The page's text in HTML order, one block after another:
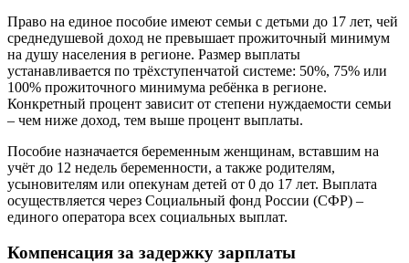
Право на единое пособие имеют семьи с детьми до 17 лет, чей
среднедушевой доход не превышает прожиточный минимум
на душу населения в регионе. Размер выплаты
устанавливается по трёхступенчатой системе: 50%, 75% или
100% прожиточного минимума ребёнка в регионе.
Конкретный процент зависит от степени нуждаемости семьи
– чем ниже доход, тем выше процент выплаты.
Пособие назначается беременным женщинам, вставшим на
учёт до 12 недель беременности, а также родителям,
усыновителям или опекунам детей от 0 до 17 лет. Выплата
осуществляется через Социальный фонд России (СФР) –
единого оператора всех социальных выплат.
Компенсация за задержку зарплаты